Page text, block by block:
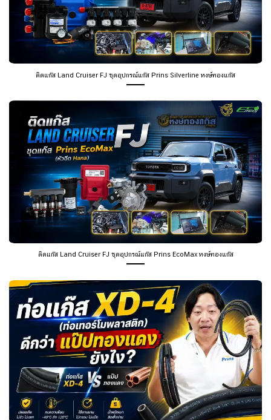
ติดแก๊ส Land Cruiser FJ ชุดอุปกรณ์แก๊ส Prins Silverline หงษ์ทองแก๊ส
ติดแก๊ส Land Cruiser FJ ชุดอุปกรณ์แก๊ส Prins EcoMax หงษ์ทองแก๊ส